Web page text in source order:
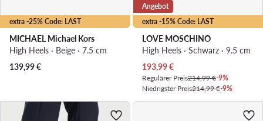
extra -25% Code: LAST
MICHAEL Michael Kors
High Heels · Beige · 7.5 cm
139,99€
extra -15% Code: LAST
Angebot
LOVE MOSCHINO
High Heels · Schwarz · 9.5 cm
Aktueller Preis
193,99€
Regulärer Preis214,99 €-9%
Niedrigster Preis214,99 €-9%